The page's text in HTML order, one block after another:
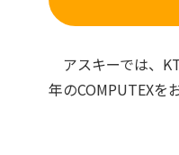
アスキーでは、
年のCOMPUTEXを